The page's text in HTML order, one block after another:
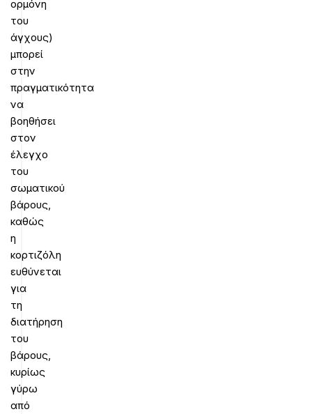
ορμόνη
του
άγχους)
μπορεί
στην
πραγματικότητα
να
βοηθήσει
στον
έλεγχο
του
σωματικού
βάρους,
καθώς
η
κορτιζόλη
ευθύνεται
για
τη
διατήρηση
του
βάρους,
κυρίως
γύρω
από